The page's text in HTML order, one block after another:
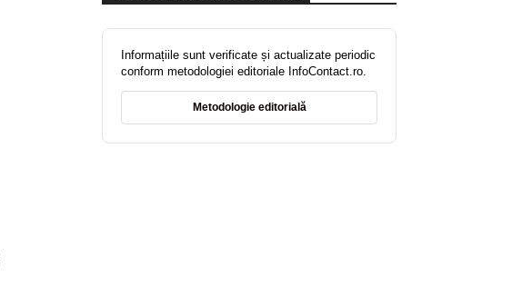
Informațiile sunt verificate și actualizate periodic
conform metodologiei editoriale InfoContact.ro.
Metodologie editorială